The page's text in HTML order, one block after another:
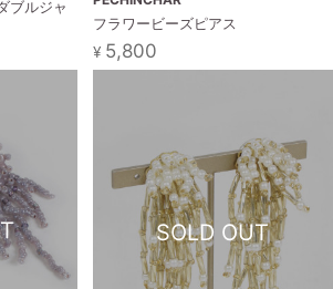
ブルジャ
フラワービーズピアス
¥5,800
SOLD OUT